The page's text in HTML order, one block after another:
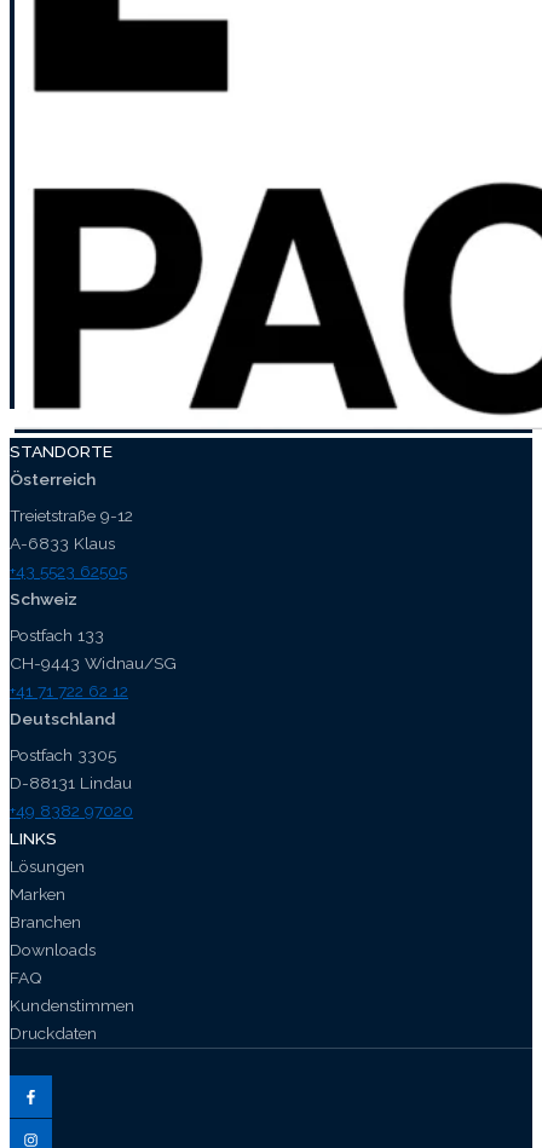
STANDORTE
Österreich
Treietstraße 9-12
A-6833 Klaus
+43 5523 62505
Schweiz
Postfach 133
CH-9443 Widnau/SG
+41 71 722 62 12
Deutschland
Postfach 3305
D-88131 Lindau
+49 8382 97020
LINKS
Lösungen
Marken
Branchen
Downloads
FAQ
Kundenstimmen
Druckdaten